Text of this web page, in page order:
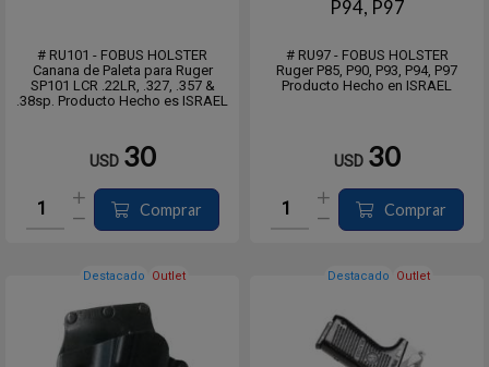
# RU101 - FOBUS HOLSTER
Canana de Paleta para Ruger
SP101 LCR .22LR, .327, .357 &
.38sp. Producto Hecho es ISRAEL
USD 30
Comprar
P94, P97
# RU97 - FOBUS HOLSTER
Ruger P85, P90, P93, P94, P97
Producto Hecho en ISRAEL
USD 30
Comprar
Destacado Outlet Destacado Outlet